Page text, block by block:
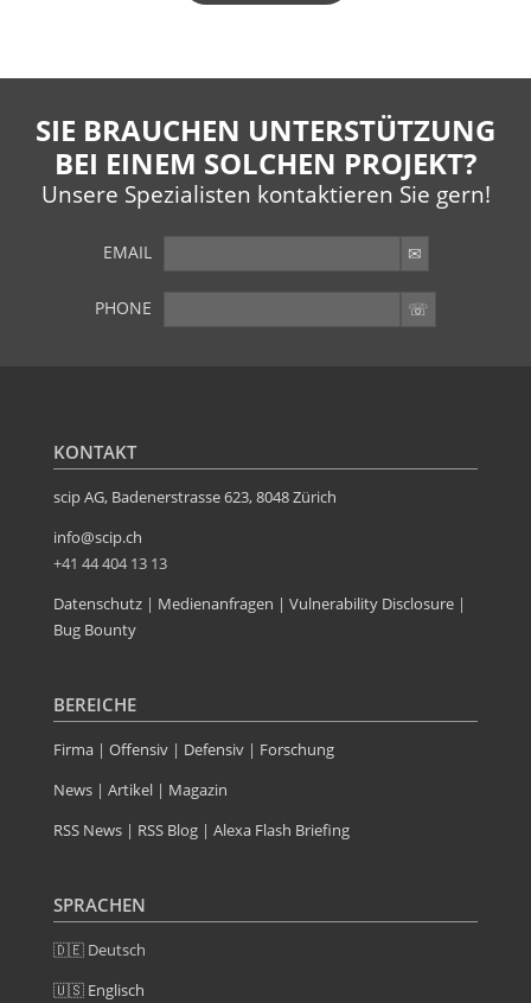
SIE BRAUCHEN UNTERSTÜTZUNG
BEI EINEM SOLCHEN PROJEKT?
Unsere Spezialisten kontaktieren Sie gern!
EMAIL
PHONE
KONTAKT
scip AG, Badenerstrasse 623, 8048 Zürich
info@scip.ch
+41 44 404 13 13
Datenschutz| Medienanfragen | Vulnerability Disclosure|
Bug Bounty
BEREICHE
Firma| Offensiv| Defensiv| Forschung
News| Artikel| Magazin
RSS News| RSS Blog| Alexa Flash Briefing
SPRACHEN
🇩🇪 Deutsch
🇺🇸 Englisch